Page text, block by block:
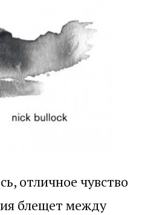
отличное чувство
блещет между